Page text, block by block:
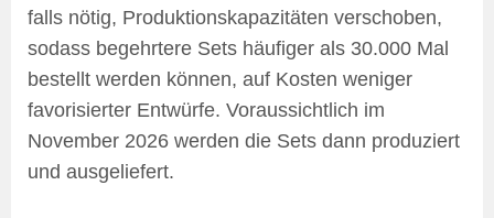
falls nötig, Produktionskapazitäten verschoben,
sodass begehrtere Sets häufiger als 30.000 Mal
bestellt werden können, auf Kosten weniger
favorisierter Entwürfe. Voraussichtlich im
November 2026 werden die Sets dann produziert
und ausgeliefert.